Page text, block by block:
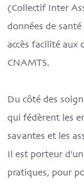
(Collectif Inter
données de
accès facilité aux
CNAMTS.
Du côté des
qui fédèrent les
savantes et les
Il est porteur
pratiques, pour